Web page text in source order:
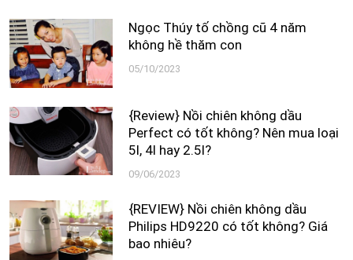
Ngọc Thúy tố chồng cũ 4 năm
không hề thăm con
05/10/2023
{Review} Nồi chiên không dầu
Perfect có tốt không? Nên mua loại
5l, 4l hay 2.5l?
09/06/2023
{REVIEW} Nồi chiên không dầu
Philips HD9220 có tốt không? Giá
bao nhiêu?